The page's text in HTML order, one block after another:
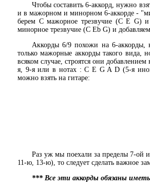
Чтобы составить 6-аккорд, нужно
и в мажорном и минорном 6-аккорде -
берем C мажорное трезвучие (C E
минорное трезвучие (C Eb G) и
Аккорды 6/9 похожи на 6-аккорды,
только мажорные аккорды такого
всяком случае, строятся они
я, 9-я или в нотах : C E G A D (5-я
можно взять на гитаре:
Раз уж мы поехали за пределы 7-ой
11-ю, 13-ю), то следует сделать важное
*** Все эти аккорды обязаны